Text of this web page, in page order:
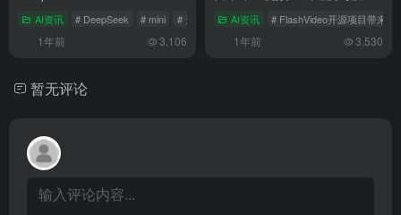
AI资讯 # DeepSeek # mini # 云计算费用
1年前 3,106
的双重飞跃
AI资讯 # FlashVideo开源项目带来
1年前 3,530
暂无评论